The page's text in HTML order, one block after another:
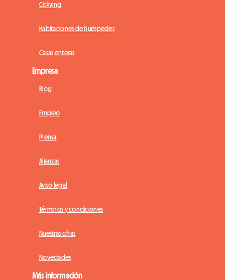
Coliving
Habitaciones de huéspedes
Casas enteras
Empresa
Blog
Empleo
Prensa
Alianzas
Aviso legal
Términos y condiciones
Nuestras cifras
Novedades
Más información